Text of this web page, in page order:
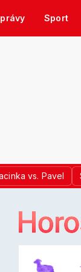
Sport
vs. Pavel